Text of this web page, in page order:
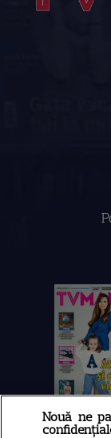
Nouă ne